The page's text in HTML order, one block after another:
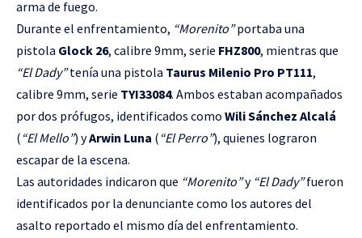
arma de fuego.
Durante el enfrentamiento, “Morenito”portaba una
pistola Glock 26, calibre 9mm, serie FHZ800, mientras que
“El Dady”tenía una pistola Taurus Milenio Pro PT111,
calibre 9mm, serie TYI33084. Ambos estaban acompañados
por dos prófugos, identificados como Wili Sánchez Alcalá
( “El Mello”) yArwin Luna ( “El Perro”), quienes lograron
escapar de la escena.
Las autoridades indicaron que “Morenito”y “El Dady”fueron
identificados por la denunciante como los autores del
asalto reportado el mismo día del enfrentamiento.